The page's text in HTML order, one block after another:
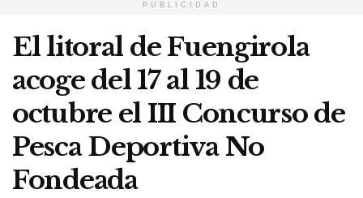
PUBLICIDAD
El litoral de Fuengirola
acoge del 17 al 19 de
octubre el III Concurso de
Pesca Deportiva No
Fondeada